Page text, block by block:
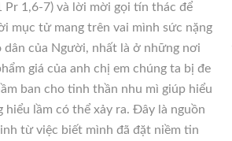
1,6-7) và lời mời gọi tín thác để
mục tử mang trên vai mình sức nặng
dân của Người, nhất là ở những nơi
giá của anh chị em chúng ta bị đe
ban cho tinh thần nhu mì giúp hiểu
lầm có thể xảy ra. Đây là nguồn
từ việc biết mình đã đặt niềm tin